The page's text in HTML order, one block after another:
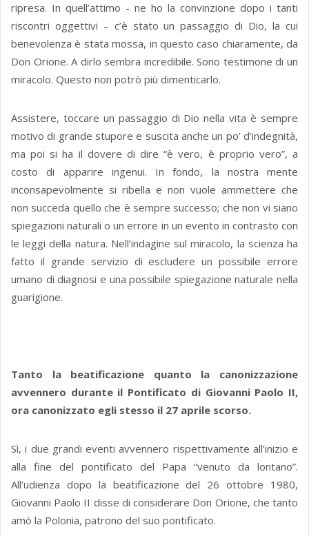
ripresa. In quell’attimo - ne ho la convinzione dopo i tanti
riscontri oggettivi – c’è stato un passaggio di Dio, la cui
benevolenza è stata mossa, in questo caso chiaramente, da
Don Orione. A dirlo sembra incredibile. Sono testimone di un
miracolo. Questo non potrò più dimenticarlo.
Assistere, toccare un passaggio di Dio nella vita è sempre
motivo di grande stupore e suscita anche un po’ d’indegnità,
ma poi si ha il dovere di dire “è vero, è proprio vero”, a
costo di apparire ingenui. In fondo, la nostra mente
inconsapevolmente si ribella e non vuole ammettere che
non succeda quello che è sempre successo; che non vi siano
spiegazioni naturali o un errore in un evento in contrasto con
le leggi della natura. Nell’indagine sul miracolo, la scienza ha
fatto il grande servizio di escludere un possibile errore
umano di diagnosi e una possibile spiegazione naturale nella
guarigione.
Tanto la beatificazione quanto la canonizzazione
avvennero durante il Pontificato di Giovanni Paolo II,
ora canonizzato egli stesso il 27 aprile scorso.
Sì, i due grandi eventi avvennero rispettivamente all’inizio e
alla fine del pontificato del Papa “venuto da lontano”.
All’udienza dopo la beatificazione del 26 ottobre 1980,
Giovanni Paolo II disse di considerare Don Orione, che tanto
amò la Polonia, patrono del suo pontificato.